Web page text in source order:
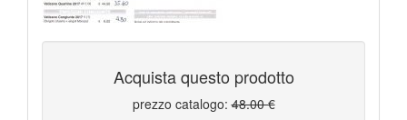
Acquista questo prodotto
prezzo catalogo:48.00 €